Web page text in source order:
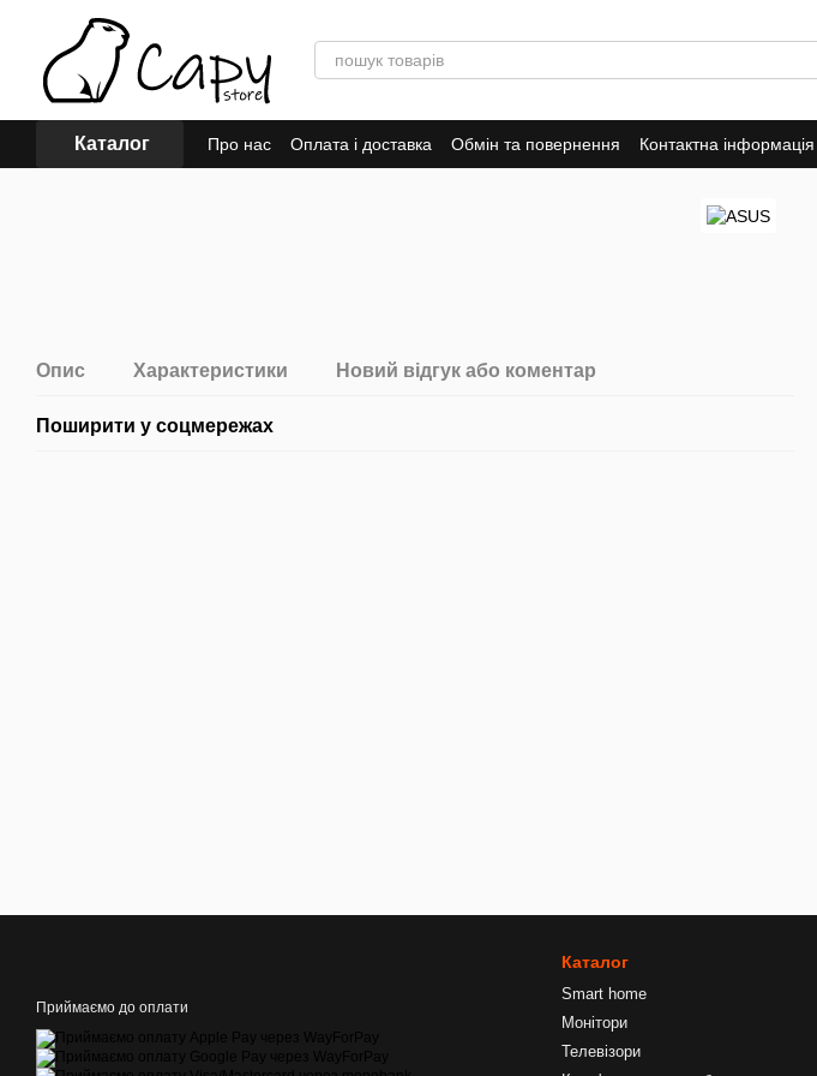
Перейти до основного контенту
Каталог Про нас Оплата і доставка Обмін та повернення Контактна інформація
Відгуки про магазин
Опис Характеристики Новий відгук або коментар
Поширити у соцмережах
Приймаємо до оплати
Каталог
Smart home
Монітори
Телевізори